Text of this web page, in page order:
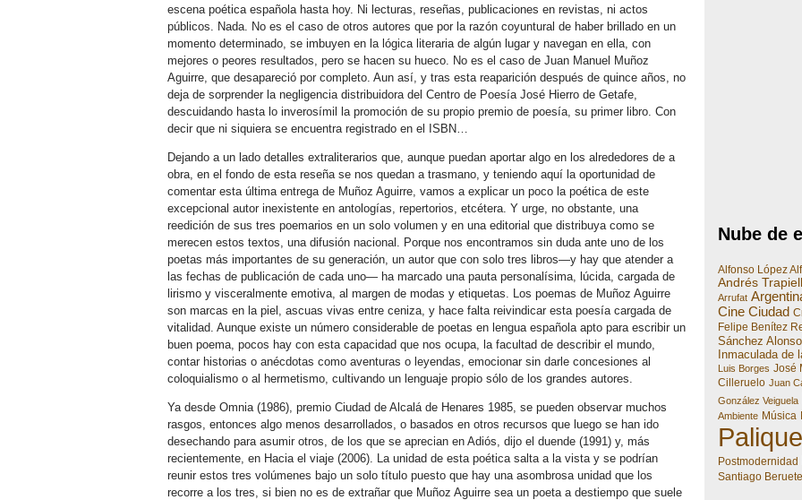
escena poética española hasta hoy. Ni lecturas, reseñas, publicaciones en revistas, ni actos
públicos. Nada. No es el caso de otros autores que por la razón coyuntural de haber brillado en un
momento determinado, se imbuyen en la lógica literaria de algún lugar y navegan en ella, con
mejores o peores resultados, pero se hacen su hueco. No es el caso de Juan Manuel Muñoz
Aguirre, que desapareció por completo. Aun así, y tras esta reaparición después de quince años, no
deja de sorprender la negligencia distribuidora del Centro de Poesía José Hierro de Getafe,
descuidando hasta lo inverosímil la promoción de su propio premio de poesía, su primer libro. Con
decir que ni siquiera se encuentra registrado en el ISBN…
Dejando a un lado detalles extraliterarios que, aunque puedan aportar algo en los alrededores de a
obra, en el fondo de esta reseña se nos quedan a trasmano, y teniendo aquí la oportunidad de
comentar esta última entrega de Muñoz Aguirre, vamos a explicar un poco la poética de este
excepcional autor inexistente en antologías, repertorios, etcétera. Y urge, no obstante, una
reedición de sus tres poemarios en un solo volumen y en una editorial que distribuya como se
merecen estos textos, una difusión nacional. Porque nos encontramos sin duda ante uno de los
poetas más importantes de su generación, un autor que con solo tres libros—y hay que atender a
las fechas de publicación de cada uno— ha marcado una pauta personalísima, lúcida, cargada de
lirismo y visceralmente emotiva, al margen de modas y etiquetas. Los poemas de Muñoz Aguirre
son marcas en la piel, ascuas vivas entre ceniza, y hace falta reivindicar esta poesía cargada de
vitalidad. Aunque existe un número considerable de poetas en lengua española apto para escribir un
buen poema, pocos hay con esta capacidad que nos ocupa, la facultad de describir el mundo,
contar historias o anécdotas como aventuras o leyendas, emocionar sin darle concesiones al
coloquialismo o al hermetismo, cultivando un lenguaje propio sólo de los grandes autores.
Ya desde Omnia (1986), premio Ciudad de Alcalá de Henares 1985, se pueden observar muchos
rasgos, entonces algo menos desarrollados, o basados en otros recursos que luego se han ido
desechando para asumir otros, de los que se aprecian en Adiós, dijo el duende (1991) y, más
recientemente, en Hacia el viaje (2006). La unidad de esta poética salta a la vista y se podrían
reunir estos tres volúmenes bajo un solo título puesto que hay una asombrosa unidad que los
recorre a los tres, si bien no es de extrañar que Muñoz Aguirre sea un poeta a destiempo que suele
Nube de
Alfonso López
Andrés
Arrufat
Cine Ciudad
Felipe Benítez
Sánchez Alonso
Inmaculada de
Luis Borges José
Cilleruelo Juan
González Veiguela
Ambiente Música
Postmodernidad
Santiago Beruete